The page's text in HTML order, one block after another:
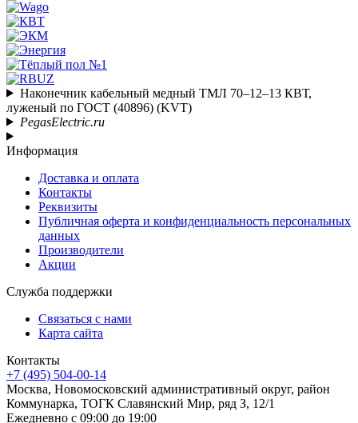
Наконечник кабельный медный ТМЛ 70–12–13 КВТ,
луженый по ГОСТ (40896) (KVT)
PegasElectric.ru
Информация
Доставка и оплата
Контакты
Реквизиты
Публичная оферта и конфиденциальность персональных
данных
Производители
Акции
Служба поддержки
Связаться с нами
Карта сайта
Контакты
+7 (495) 504-00-14
Москва, Новомосковский административный округ, район
Коммунарка, ТОГК Славянский Мир, ряд З, 12/1
Ежедневно с 09:00 до 19:00